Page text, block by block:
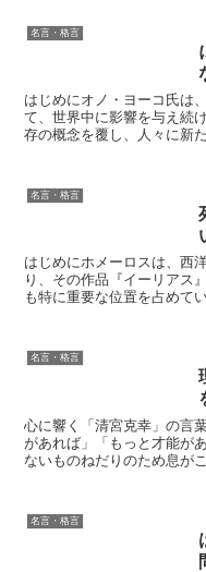
名言・格言
はじめにオノ・ヨーコ氏は
て、世界中に影響を与え続
存の概念を覆し、人々に新
名言・格言
はじめにホメーロスは、西
り、その作品『イーリアス
も特に重要な位置を占めて
名言・格言
心に響く「清宮克幸」の言
があれば」「もっと才能が
ないものねだりのため息が
名言・格言